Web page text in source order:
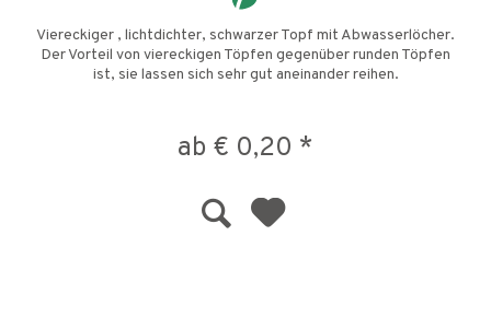
Viereckiger , lichtdichter, schwarzer Topf mit Abwasserlöcher.
Der Vorteil von viereckigen Töpfen gegenüber runden Töpfen
ist, sie lassen sich sehr gut aneinander reihen.
ab € 0,20 *